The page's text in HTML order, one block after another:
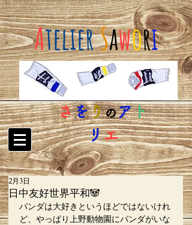
AtelierSawori
さをりのアト
リエ
日中友好世界平和🐼
2月3日
パンダは大好きというほどではないけれ
ど、やっぱり上野動物園にパンダがいな